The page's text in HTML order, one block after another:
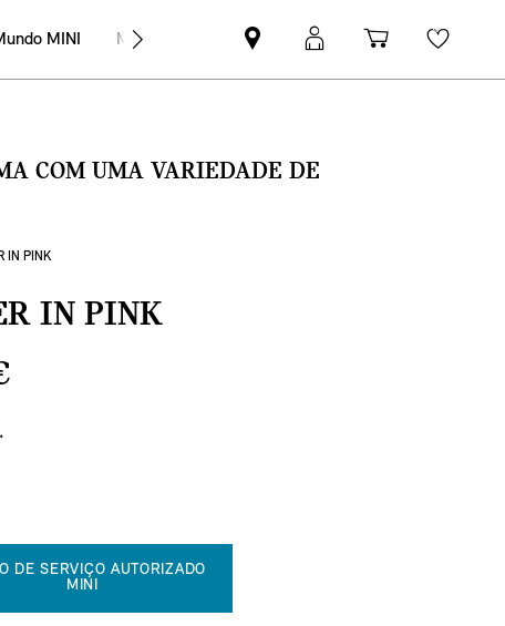
MINI MINI Empresas
Pesquisar
parceiro
Iniciar
sessão
Carrinho
de
COM UMA VARIEDADE DE
IN PINK
IN PINK
DE SERVIÇO AUTORIZADO
MINI